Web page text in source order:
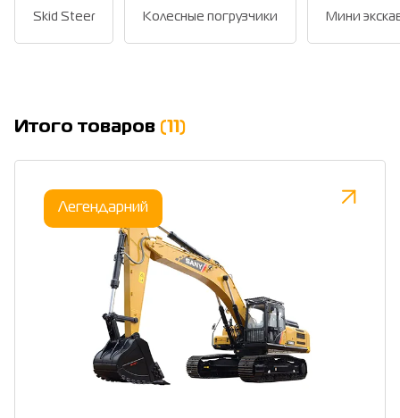
Skid Steer Колесные погрузчики Мини
Итого товаров (11)
Легендарний